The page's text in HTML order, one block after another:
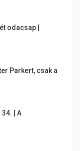
odacsap |
Parkert, csak a
| A